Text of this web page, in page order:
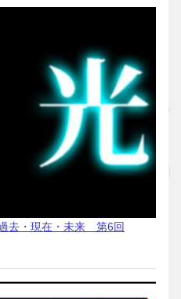
去・現在・未来 第6回